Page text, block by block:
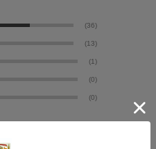
(36)
(13)
(1)
(0)
(0)